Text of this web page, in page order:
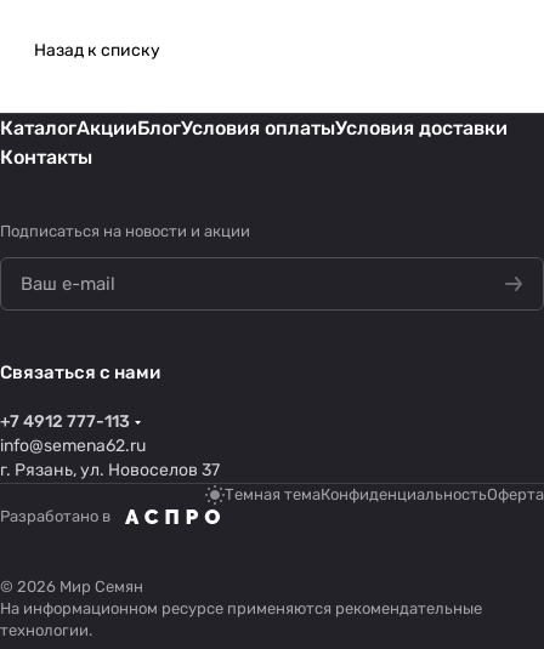
Назад к списку
КаталогАкцииБлогУсловия оплатыУсловия доставки
Контакты
Подписаться на новости и акции
Связаться с нами
+7 4912 777-113
info@semena62.ru
г. Рязань, ул. Новоселов 37
Темная темаКонфиденциальностьОферта
Разработано в
© 2026 Мир Семян
На информационном ресурсе применяются рекомендательные
технологии.